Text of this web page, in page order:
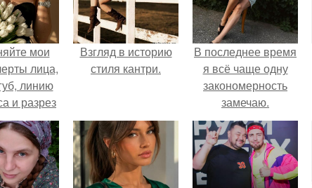
мои
лица,
линию
и разрез
Взгляд в историю
стиля кантри.
В последнее время
я всё чаще одну
закономерность
замечаю.